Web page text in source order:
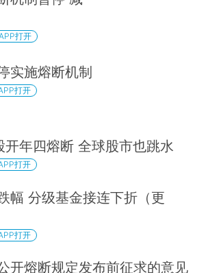
打开
实施熔断机制
打开
开年四熔断 全球股市也跳水
打开
幅 分级基金接连下折（更
打开
开熔断规定发布前征求的意见